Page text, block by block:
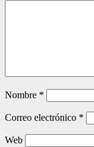
Nombre *
Correo electrónico *
Web